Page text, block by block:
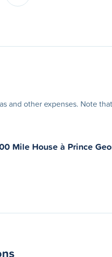
and other expenses. Note
Mile Houseà Prince